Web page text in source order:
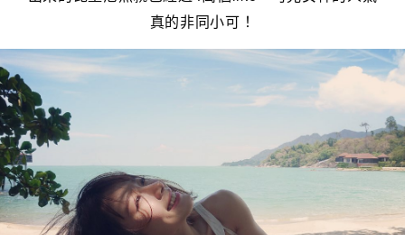
真的非同小可！